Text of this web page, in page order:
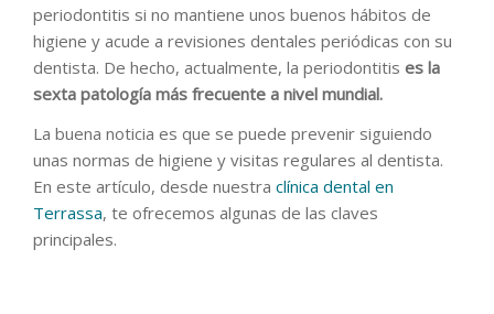
periodontitis si no mantiene unos buenos hábitos de
higiene y acude a revisiones dentales periódicas con su
dentista. De hecho, actualmente, la periodontitis es la
sexta patología más frecuente a nivel mundial.
La buena noticia es que se puede prevenir siguiendo
unas normas de higiene y visitas regulares al dentista.
En este artículo, desde nuestra clínica dental en
Terrassa, te ofrecemos algunas de las claves
principales.